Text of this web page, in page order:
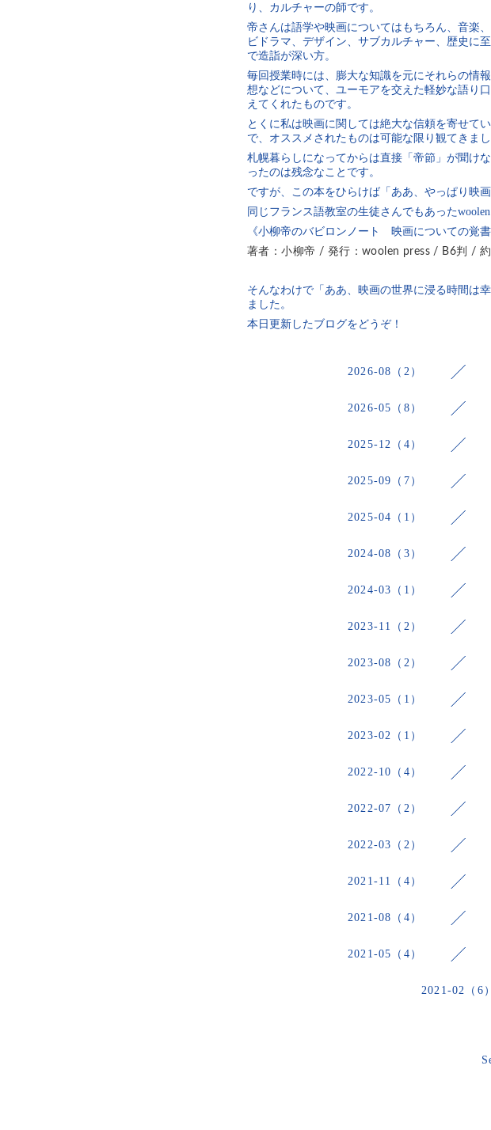
り、カルチャーの師です。
帝さんは語学や映画についてはもちろん、音楽
ビドラマ、デザイン、サブカルチャー、歴史に
で造詣が深い方。
毎回授業時には、膨大な知識を元にそれらの情
想などについて、ユーモアを交えた軽妙な語り
えてくれたものです。
とくに私は映画に関しては絶大な信頼を寄せて
で、オススメされたものは可能な限り観てきまし
札幌暮らしになってからは直接「帝節」が聞け
ったのは残念なことです。
ですが、この本をひらけば「ああ、やっぱり映
同じフランス語教室の生徒さんでもあった
《小柳帝のバビロンノート 映画についての覚書
著者：小柳帝 / 発行：woolen press / B6判 /
そんなわけで「ああ、映画の世界に浸る時間は
ました。
本日更新したブログをどうぞ！
2026-08（2）
2026-05（8）
2025-12（4）
2025-09（7）
2025-04（1）
2024-08（3）
2024-03（1）
2023-11（2）
2023-08（2）
2023-05（1）
2023-02（1）
2022-10（4）
2022-07（2）
2022-03（2）
2021-11（4）
2021-08（4）
2021-05（4）
2021-02（6）